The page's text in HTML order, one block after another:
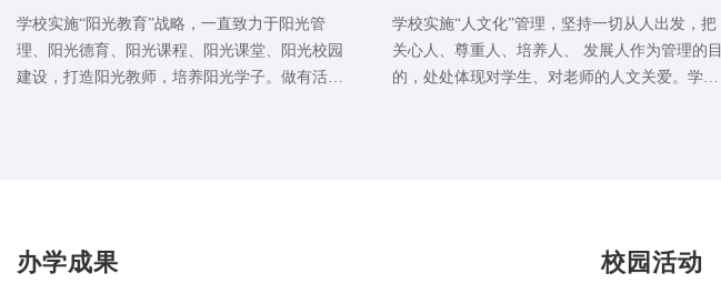
学校实施“阳光教育”战略，一直致力于阳光管
理、阳光德育、阳光课程、阳光课堂、阳光校园
建设，打造阳光教师，培养阳光学子。做有活
学校实施“人文化”管理，坚持一切从人出发，把
关心人、尊重人、培养人、 发展人作为管理的目
的，处处体现对学生、对老师的人文关爱。学校
办学成果 校园活动